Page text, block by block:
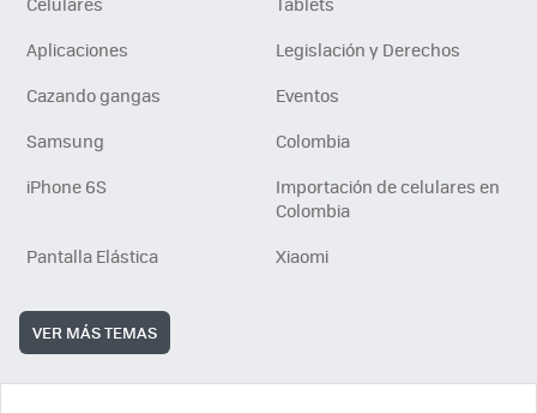
Aplicaciones
Legislación y Derechos
Cazando gangas
Eventos
Samsung
Colombia
iPhone 6S
Importación de celulares en
Colombia
Pantalla Elástica
Xiaomi
VER MÁS TEMAS